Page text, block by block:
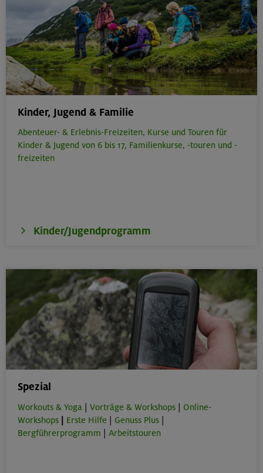
Kinder, Jugend & Familie
Abenteuer- & Erlebnis-Freizeiten, Kurse und Touren für
Kinder & Jugend von 6 bis 17, Familienkurse, -touren und -
freizeiten
Kinder/Jugendprogramm
Spezial
Workouts & Yoga Vorträge & Workshops
Online-
Workshops
Erste Hilfe Genuss Plus
Bergführerprogramm
Arbeitstouren